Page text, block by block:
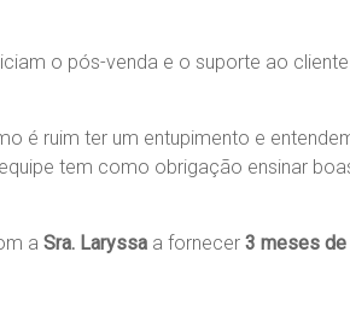
o pós-venda e o suporte ao
é ruim ter um entupimento e
tem como obrigação ensinar
a Sra. Laryssa a fornecer 3 meses de